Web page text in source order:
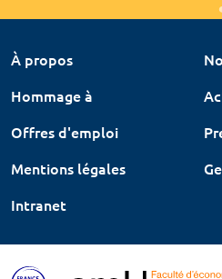
À propos
Hommage à
Offres d'emploi
Mentions légales
Intranet